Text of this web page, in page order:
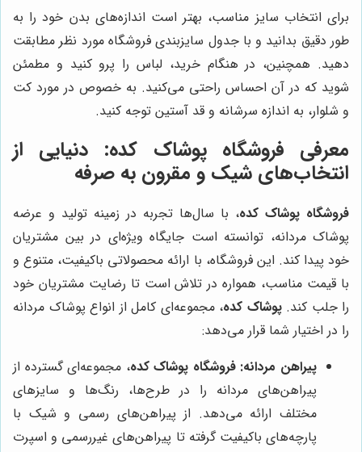
برای انتخاب سایز مناسب، بهتر است اندازه‌های بدن خود را به
طور دقیق بدانید و با جدول سایزبندی فروشگاه مورد نظر مطابقت
دهید. همچنین، در هنگام خرید، لباس را پرو کنید و مطمئن
شوید که در آن احساس راحتی می‌کنید. به خصوص در مورد کت
و شلوار، به اندازه سرشانه و قد آستین توجه کنید.
معرفی فروشگاه پوشاک کده: دنیایی از
انتخاب‌های شیک و مقرون به صرفه
فروشگاه پوشاک کده، با سال‌ها تجربه در زمینه تولید و عرضه
پوشاک مردانه، توانسته است جایگاه ویژه‌ای در بین مشتریان
خود پیدا کند. این فروشگاه، با ارائه محصولاتی باکیفیت، متنوع و
با قیمت مناسب، همواره در تلاش است تا رضایت مشتریان خود
را جلب کند.پوشاک کده، مجموعه‌ای کامل از انواع پوشاک مردانه
را در اختیار شما قرار می‌دهد:
پیراهن مردانه: فروشگاه پوشاک کده، مجموعه‌ای گسترده از
پیراهن‌های مردانه را در طرح‌ها، رنگ‌ها و سایزهای
مختلف ارائه می‌دهد. از پیراهن‌های رسمی و شیک با
پارچه‌های باکیفیت گرفته تا پیراهن‌های غیررسمی و اسپرت